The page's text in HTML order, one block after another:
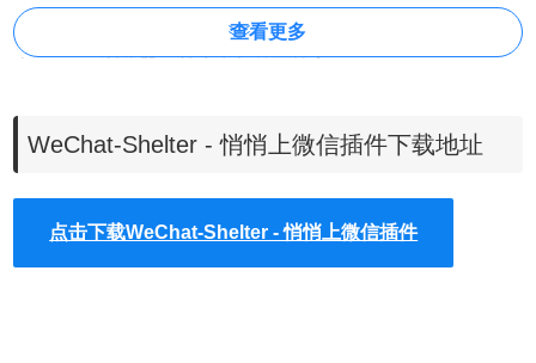
1.
插件离线安装的方法参照一下方法：老版
站下载的插件，并拖入扩展程序页即可。
效CRX-HEADER-INVALID”的报错信息，参照：
查看更多
WeChat-Shelter - 悄悄上微信插件下载地址
点击下载WeChat-Shelter - 悄悄上微信插件